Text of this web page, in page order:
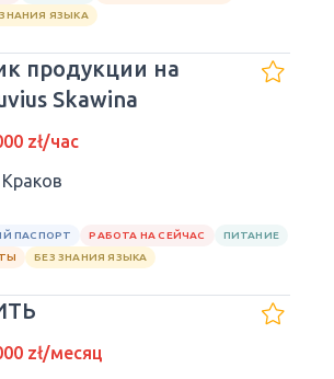
ЗНАНИЯ ЯЗЫКА
продукции на
Skawina
zł/час
ПАСПОРТ РАБОТА НА СЕЙЧАС
ПИТАНИЕ
БЕЗ ЗНАНИЯ ЯЗЫКА
zł/месяц